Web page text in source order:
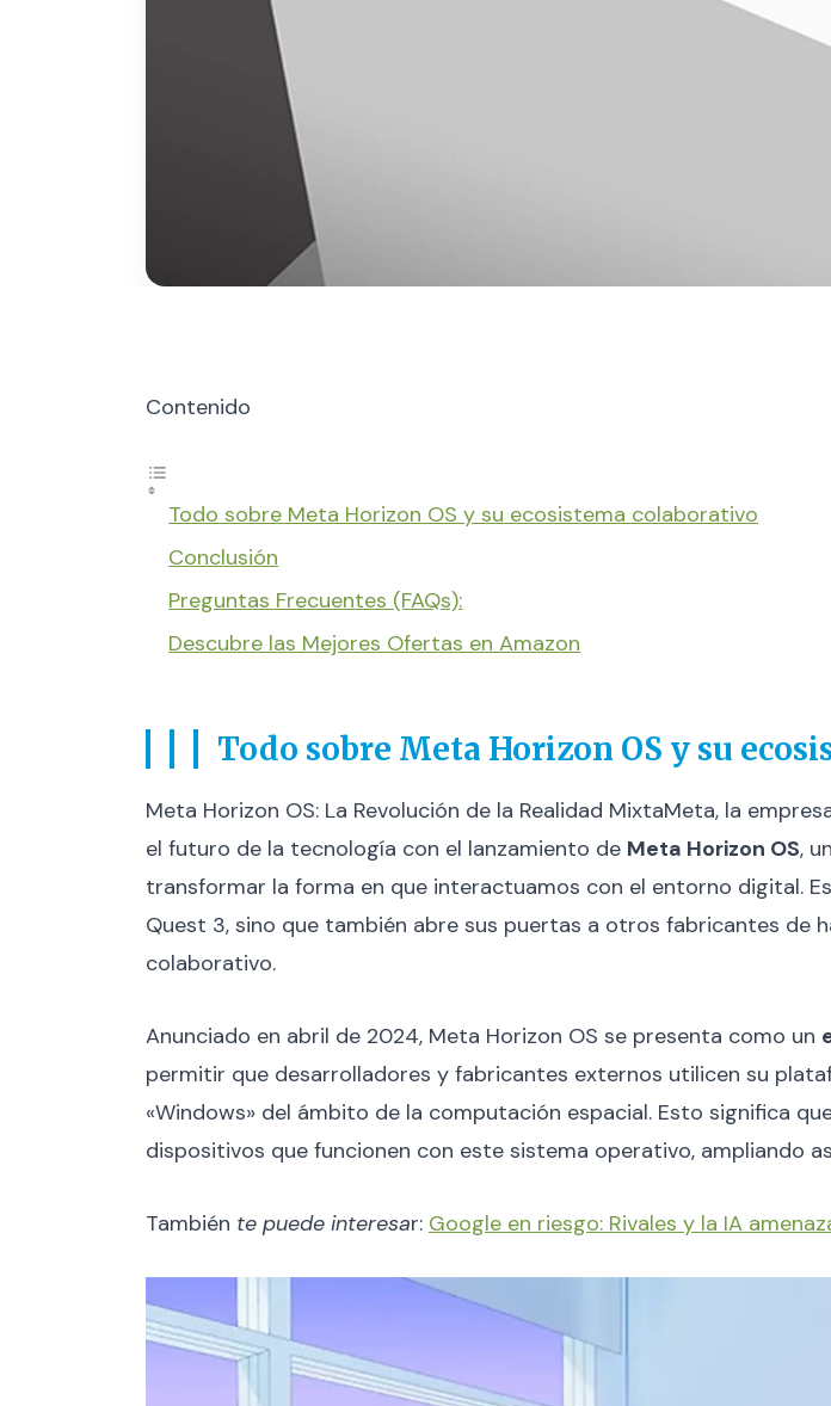
Contenido
Todo sobre Meta Horizon OS y su ecosistema colaborativo
Conclusión
Preguntas Frecuentes (FAQs):
Descubre las Mejores Ofertas en Amazon
Todo sobre Meta Horizon OS y su
Meta Horizon OS: La Revolución de la Realidad MixtaMeta, la
el futuro de la tecnología con el lanzamiento de Meta Horizon OS,
transformar la forma en que interactuamos con el entorno digital.
Quest 3, sino que también abre sus puertas a otros fabricantes de
colaborativo.
Anunciado en abril de 2024, Meta Horizon OS se presenta como un
permitir que desarrolladores y fabricantes externos utilicen su
«Windows» del ámbito de la computación espacial. Esto significa
dispositivos que funcionen con este sistema operativo, ampliando
También te puede interesar: Google en riesgo: Rivales y la IA